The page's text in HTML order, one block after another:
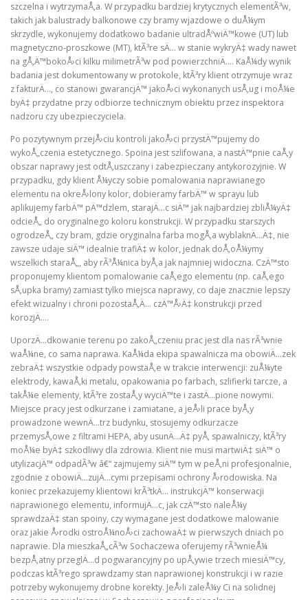
szczelna i wytrzymaÅ‚a. W przypadku bardziej krytycznych elementÃ³w,
takich jak balustrady balkonowe czy bramy wjazdowe o duÅ¼ym
skrzydle, wykonujemy dodatkowo badanie ultradÅºwiÄ™kowe (UT) lub
magnetyczno-proszkowe (MT), ktÃ³re sÄ… w stanie wykryÄ‡ wady nawet
na gÅ‚Ä™bokoÅ›ci kilku milimetrÃ³w pod powierzchniÄ…. KaÅ¼dy wynik
badania jest dokumentowany w protokole, ktÃ³ry klient otrzymuje wraz
z fakturÄ…, co stanowi gwarancjÄ™ jakoÅ›ci wykonanych usÅ‚ug i moÅ¼e
byÄ‡ przydatne przy odbiorze technicznym obiektu przez inspektora
nadzoru czy ubezpieczyciela.
Po pozytywnym przejÅ›ciu kontroli jakoÅ›ci przystÄ™pujemy do
wykoÅ„czenia estetycznego. Spoina jest szlifowana, a nastÄ™pnie caÅ‚y
obszar naprawy jest odtÅ‚uszczany i zabezpieczany antykorozyjnie. W
przypadku, gdy klient Å¼yczy sobie pomalowania naprawianego
elementu na okreÅ›lony kolor, dobieramy farbÄ™ w sprayu lub
aplikujemy farbÄ™ pÄ™dzlem, starajÄ…c siÄ™ jak najbardziej zbliÅ¼yÄ‡
odcieÅ„ do oryginalnego koloru konstrukcji. W przypadku starszych
ogrodzeÅ„ czy bram, gdzie oryginalna farba mogÅ‚a wyblaknÄ…Ä‡, nie
zawsze udaje siÄ™ idealnie trafiÄ‡ w kolor, jednak doÅ‚oÅ¼ymy
wszelkich staraÅ„, aby rÃ³Å¼nica byÅ‚a jak najmniej widoczna. CzÄ™sto
proponujemy klientom pomalowanie caÅ‚ego elementu (np. caÅ‚ego
sÅ‚upka bramy) zamiast tylko miejsca naprawy, co daje znacznie lepszy
efekt wizualny i chroni pozostaÅ‚Ä… czÄ™Å›Ä‡ konstrukcji przed
korozjÄ….
UporzÄ…dkowanie terenu po zakoÅ„czeniu prac jest dla nas rÃ³wnie
waÅ¼ne, co sama naprawa. KaÅ¼da ekipa spawalnicza ma obowiÄ…zek
zebraÄ‡ wszystkie odpady powstaÅ‚e w trakcie interwencji: zuÅ¼yte
elektrody, kawaÅ‚ki metalu, opakowania po farbach, szlifierki tarcze, a
takÅ¼e elementy, ktÃ³re zostaÅ‚y wyciÄ™te i zastÄ…pione nowymi.
Miejsce pracy jest odkurzane i zamiatane, a jeÅ›li prace byÅ‚y
prowadzone wewnÄ…trz budynku, stosujemy odkurzacze
przemysÅ‚owe z filtrami HEPA, aby usunÄ…Ä‡ pyÅ‚ spawalniczy, ktÃ³ry
moÅ¼e byÄ‡ szkodliwy dla zdrowia. Klient nie musi martwiÄ‡ siÄ™ o
utylizacjÄ™ odpadÃ³w â€“ zajmujemy siÄ™ tym w peÅ‚ni profesjonalnie,
zgodnie z obowiÄ…zujÄ…cymi przepisami ochrony Å›rodowiska. Na
koniec przekazujemy klientowi krÃ³tkÄ… instrukcjÄ™ konserwacji
naprawionego elementu, informujÄ…c, jak czÄ™sto naleÅ¼y
sprawdzaÄ‡ stan spoiny, czy wymagane jest dodatkowe malowanie
oraz jakie Å›rodki ostroÅ¼noÅ›ci zachowaÄ‡ w pierwszych dniach po
naprawie. Dla mieszkaÅ„cÃ³w Sochaczewa oferujemy rÃ³wnieÅ¼
bezpÅ‚atny przeglÄ…d pogwarancyjny po upÅ‚ywie trzech miesiÄ™cy,
podczas ktÃ³rego sprawdzamy stan naprawionej konstrukcji i w razie
potrzeby wykonujemy drobne korekty. JeÅ›li zaleÅ¼y Ci na solidnej